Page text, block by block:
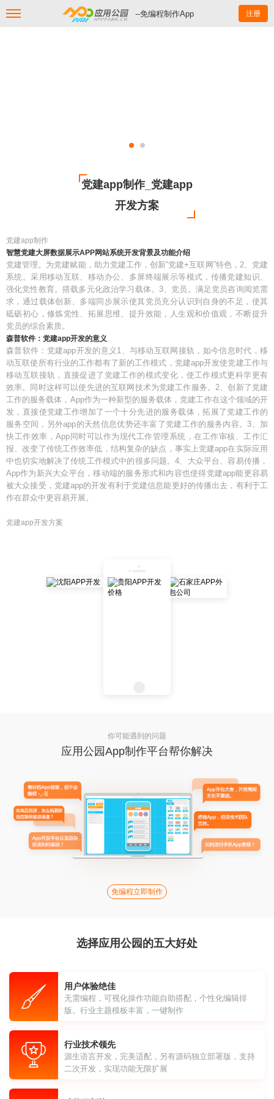
--免编程制作App 注册
党建app制作_党建app
开发方案
党建app制作
智慧党建大屏数据展示APP网站系统开发背景及功能介绍
党建管理。为党建赋能，助力党建工作，创新“党建+互联网”特色，2、党建
系统。采用移动互联、移动办公、多屏终端展示等模式，传播党建知识、
强化党性教育。搭载多元化政治学习载体。3、党员。满足党员咨询阅览需
求，通过载体创新、多端同步展示使其党员充分认识到自身的不足，使其
砥砺初心，修炼党性、拓展思维、提升效能，人生观和价值观，不断提升
党员的综合素质。
森普软件：党建app开发的意义
森普软件：党建app开发的意义1、与移动互联网接轨，如今信息时代，移
动互联使所有行业的工作都有了新的工作模式，党建app开发使党建工作与
移动互联接轨，直接促进了党建工作的模式变化，使工作模式更科学更有
效率。同时这样可以使先进的互联网技术为党建工作服务。2、创新了党建
工作的服务载体，App作为一种新型的服务载体，党建工作在这个领域的开
发，直接使党建工作增加了一个十分先进的服务载体，拓展了党建工作的
服务空间，另外app的天然信息优势还丰富了党建工作的服务内容。3、加
快工作效率，App同时可以作为现代工作管理系统，在工作审核、工作汇
报、改变了传统工作效率低，结构复杂的缺点，事实上党建app在实际应用
中也切实地解决了传统工作模式中的很多问题。4、大众平台、容易传播，
App作为新兴大众平台，移动端的服务形式和内容也使得党建app能更容易
被大众接受，党建app的开发有利于党建信息能更好的传播出去，有利于工
作在群众中更容易开展。
党建app开发方案
你可能遇到的问题
应用公园App制作平台帮你解决
免编程立即制作
选择应用公园的五大好处
用户体验绝佳
无需编程，可视化操作功能自助搭配，个性化编辑排
版。行业主题模板丰富，一键制作
行业技术领先
源生语言开发，完美适配，另有源码独立部署版，支持
二次开发，实现功能无限扩展